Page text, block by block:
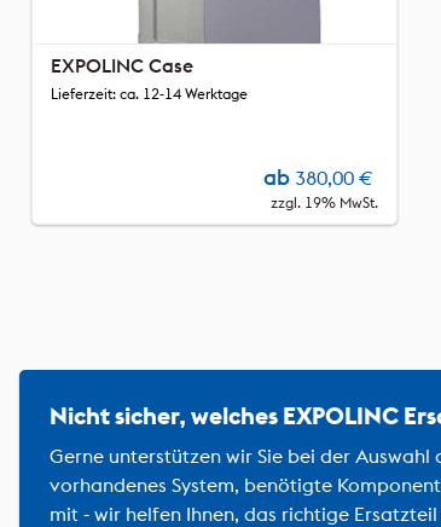
EXPOLINC Case
Lieferzeit: ca. 12-14 Werktage
ab 380,00 €
zzgl. 19% MwSt.
Nicht sicher, welches EXPOLINC
Gerne unterstützen wir Sie bei der Auswahl
vorhandenes System, benötigte
mit - wir helfen Ihnen, das richtige